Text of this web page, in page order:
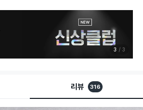
3 3
리뷰 316